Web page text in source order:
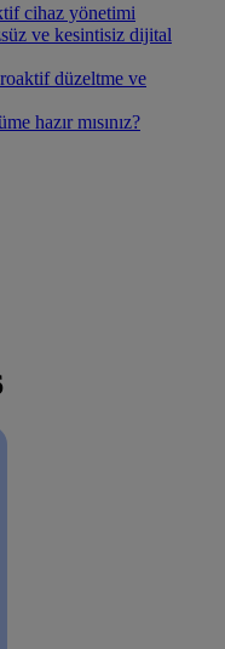
cihaz yönetimi
ve kesintisiz dijital
düzeltme ve
hazır mısınız?